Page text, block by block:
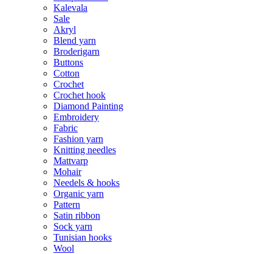
Kalevala
Sale
Akryl
Blend yarn
Broderigarn
Buttons
Cotton
Crochet
Crochet hook
Diamond Painting
Embroidery
Fabric
Fashion yarn
Knitting needles
Mattvarp
Mohair
Needels & hooks
Organic yarn
Pattern
Satin ribbon
Sock yarn
Tunisian hooks
Wool